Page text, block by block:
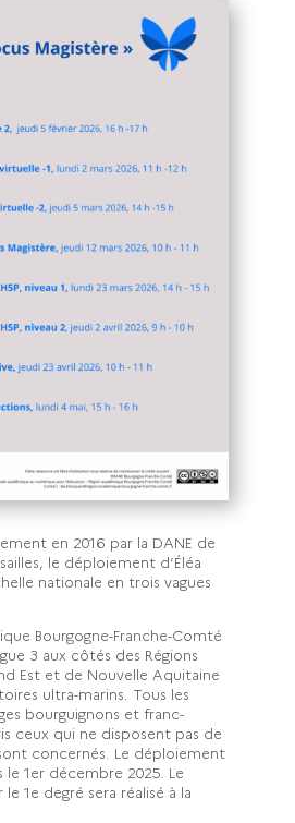
en 2016 par la DANE de
le déploiement d’Éléa
nationale en trois vagues
Bourgogne-Franche-Comté
3 aux côtés des Régions
Est et de Nouvelle Aquitaine
ultra-marins. Tous les
bourguignons et franc-
ceux qui ne disposent pas de
sont concernés. Le déploiement
1er décembre 2025. Le
1e degré sera réalisé à la